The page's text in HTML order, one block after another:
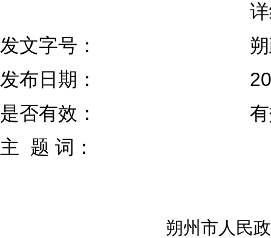
发文字号：
发布日期：
是否有效：
主 题 词：
朔州市人民